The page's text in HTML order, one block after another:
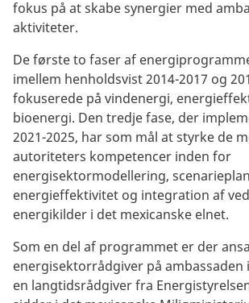
fokus på at skabe synergier med
aktiviteter.
De første to faser af
imellem henholdsvist 2014-2017 og
fokuserede på vindenergi,
bioenergi. Den tredje fase, der
2021-2025, har som mål at styrke de
autoriteters kompetencer inden for
energisektormodellering,
energieffektivitet og integration af
energikilder i det mexicanske elnet.
Som en del af programmet er der
energisektorrådgiver på ambassaden
en langtidsrådgiver fra